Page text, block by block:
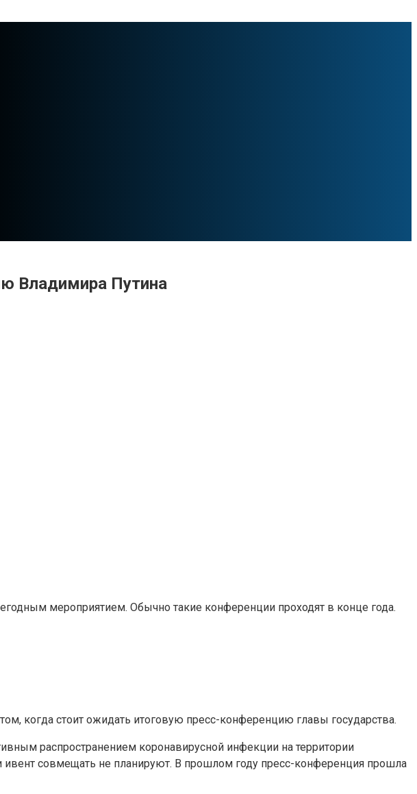
Владимира Путина
мероприятием. Обычно такие конференции проходят в конце года.
когда стоит ожидать итоговую пресс-конференцию главы государства.
распространением коронавирусной инфекции на территории
совмещать не планируют. В прошлом году пресс-конференция прошла